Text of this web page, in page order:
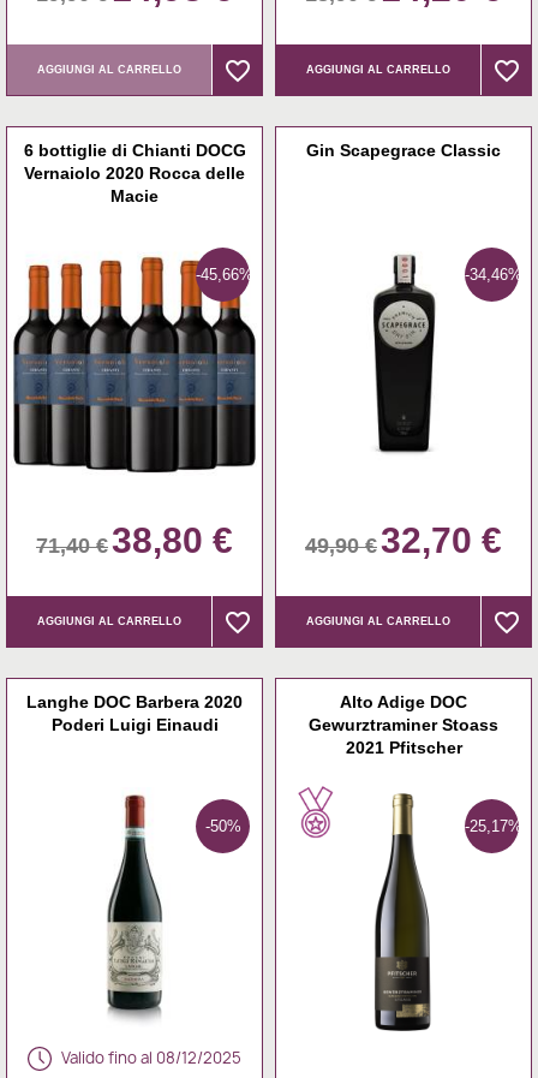
AGGIUNGI AL CARRELLO favorite_border
favorite_border AGGIUNGI AL CARRELLO favorite_border
favorite_border
6 bottiglie di Chianti DOCG
Vernaiolo 2020 Rocca delle
Macie
-45,66%
71,40 €38,80 €
AGGIUNGI AL CARRELLO favorite_border
favorite_border
Gin Scapegrace Classic
-34,46%
49,90 €32,70 €
AGGIUNGI AL CARRELLO favorite_border
favorite_border
Langhe DOC Barbera 2020
Poderi Luigi Einaudi
-50%
Valido fino al 08/12/2025
Alto Adige DOC
Gewurztraminer Stoass
2021 Pfitscher
-25,17%